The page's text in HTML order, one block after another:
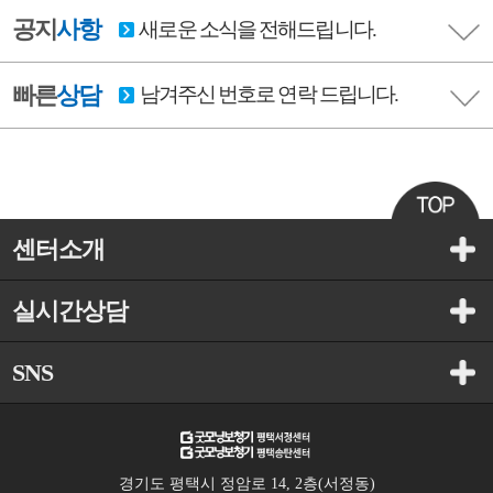
공지사항 새로운 소식을 전해드립니다.
빠른상담 남겨주신 번호로 연락 드립니다.
센터소개
실시간상담
SNS
경기도 평택시 정암로 14, 2층(서정동)